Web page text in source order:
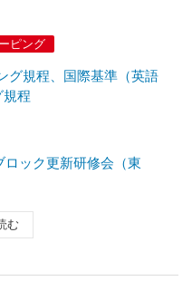
ピング
グ規程、国際基準（英語
程
ック更新研修会（東
む